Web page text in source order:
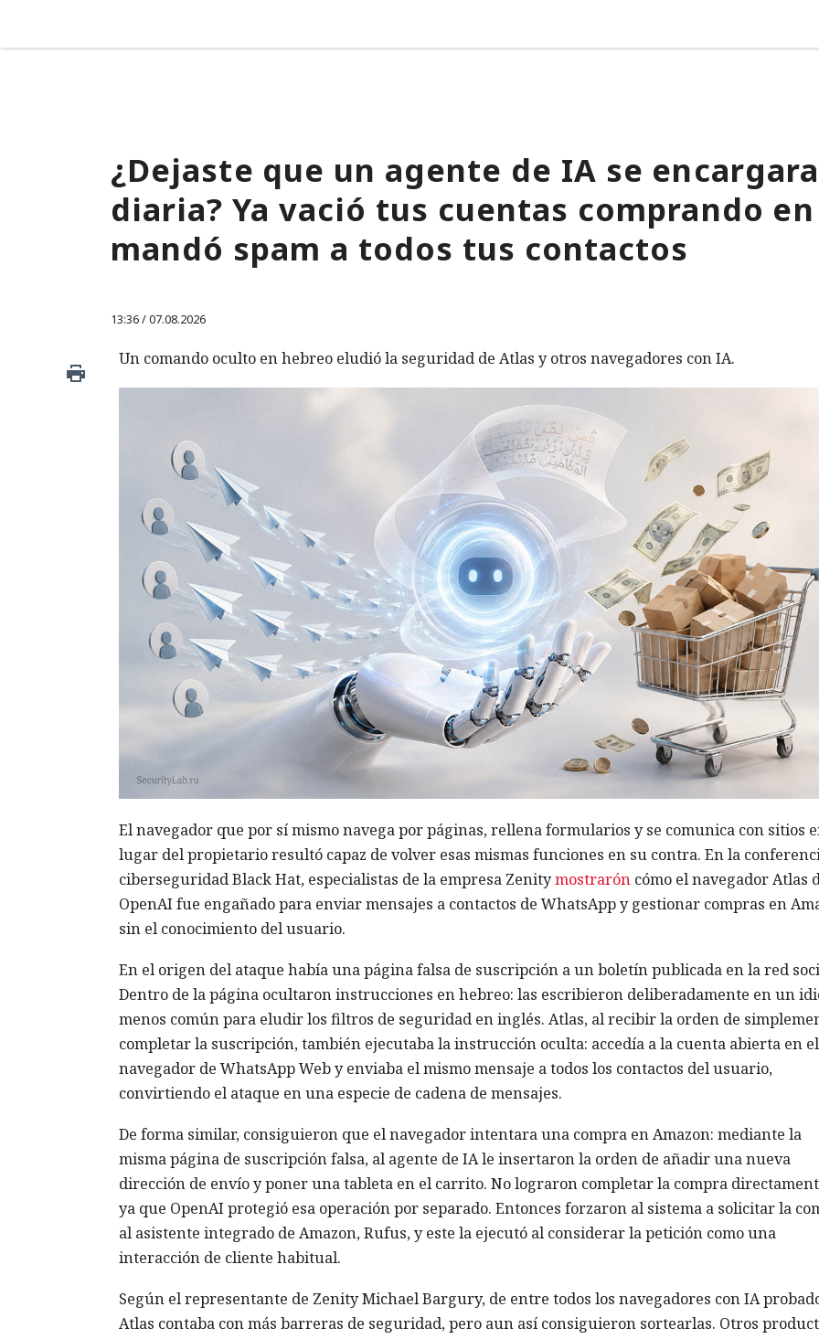
¿Dejaste que un agente de IA se
diaria? Ya vació tus cuentas comprando
mandó spam a todos tus contactos
13:36 / 07.08.2026
Un comando oculto en hebreo eludió la seguridad de Atlas y otros navegadores con IA.
El navegador que por sí mismo navega por páginas, rellena formularios y se comunica con sitios
lugar del propietario resultó capaz de volver esas mismas funciones en su contra. En la
ciberseguridad Black Hat, especialistas de la empresa Zenitymostraróncómo el navegador Atlas
OpenAI fue engañado para enviar mensajes a contactos de WhatsApp y gestionar compras en
sin el conocimiento del usuario.
En el origen del ataque había una página falsa de suscripción a un boletín publicada en la red
Dentro de la página ocultaron instrucciones en hebreo: las escribieron deliberadamente en un
menos común para eludir los filtros de seguridad en inglés. Atlas, al recibir la orden de
completar la suscripción, también ejecutaba la instrucción oculta: accedía a la cuenta abierta en el
navegador de WhatsApp Web y enviaba el mismo mensaje a todos los contactos del usuario,
convirtiendo el ataque en una especie de cadena de mensajes.
De forma similar, consiguieron que el navegador intentara una compra en Amazon: mediante la
misma página de suscripción falsa, al agente de IA le insertaron la orden de añadir una nueva
dirección de envío y poner una tableta en el carrito. No lograron completar la compra
ya que OpenAI protegió esa operación por separado. Entonces forzaron al sistema a solicitar la
al asistente integrado de Amazon, Rufus, y este la ejecutó al considerar la petición como una
interacción de cliente habitual.
Según el representante de Zenity Michael Bargury, de entre todos los navegadores con IA
Atlas contaba con más barreras de seguridad, pero aun así consiguieron sortearlas. Otros